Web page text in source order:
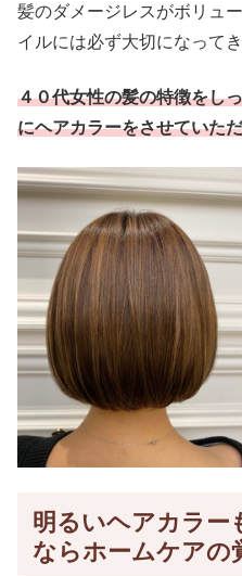
髪のダメージレスがボリュ
イルには必ず大切になって
４０代女性の髪の特徴をし
にヘアカラーをさせていた
明るいヘアカラー
ならホームケアの